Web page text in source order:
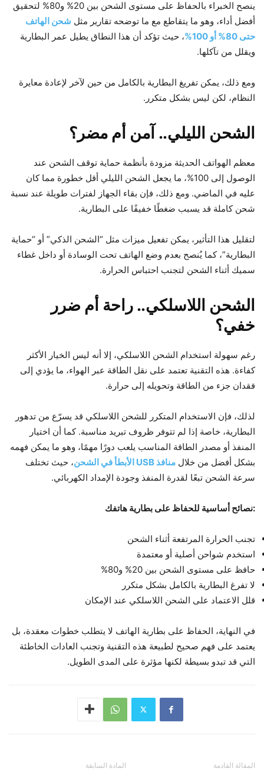
ينصح الخبراء بالحفاظ على مستوى الشحن بين 20% و80% لتحقيق
أفضل أداء، وهو ما يتقاطع مع ما توضحه تقارير مثل شحن الهاتف
حتى 80% أو 100%
، حيث تؤكد أن هذا النطاق يطيل عمر البطارية
ويقلل من تآكلها.
ومع ذلك، يمكن تفريغ البطارية بالكامل من حين لآخر لإعادة معايرة
النظام، لكن ليس بشكل متكرر.
الشحن الليلي.. آمن أم مضر؟
معظم الهواتف الحديثة مزودة بأنظمة حماية توقف الشحن عند
الوصول إلى 100%، ما يجعل الشحن الليلي أقل خطورة مما كان
عليه في الماضي. ومع ذلك، فإن بقاء الجهاز لفترات طويلة عند نسبة
شحن كاملة قد يسبب ضغطًا خفيفًا على البطارية.
لتقليل هذا التأثير، يمكن تفعيل ميزات مثل “الشحن الذكي” أو “حماية
البطارية”، كما يُنصح بعدم وضع الهاتف تحت الوسادة أو داخل غطاء
سميك أثناء الشحن لتجنب احتباس الحرارة.
الشحن اللاسلكي.. راحة أم ضرر
خفي؟
رغم سهولة استخدام الشحن اللاسلكي، إلا أنه ليس الخيار الأكثر
كفاءة. هذه التقنية تعتمد على نقل الطاقة عبر الهواء، ما يؤدي إلى
فقدان جزء من الطاقة وتحويله إلى حرارة.
لذلك، فإن الاستخدام المتكرر للشحن اللاسلكي قد يسرّع من تدهور
البطارية، خاصة إذا لم تتوفر ظروف تبريد مناسبة. كما أن اختيار
المنفذ أو مصدر الطاقة المناسب يلعب دورًا مهمًا، وهو ما يمكن فهمه
بشكل أفضل من خلال منافذ USB الأبطأ في الشحن
، حيث تختلف
سرعة الشحن تبعًا لقدرة المنفذ وجودة الإمداد الكهربائي.
:نصائح أساسية للحفاظ على بطارية هاتفك
تجنب الحرارة المرتفعة أثناء الشحن
استخدم شواحن أصلية أو معتمدة
حافظ على مستوى الشحن بين 20% و80%
لا تفرغ البطارية بالكامل بشكل متكرر
قلل الاعتماد على الشحن اللاسلكي عند الإمكان
في النهاية، الحفاظ على بطارية الهاتف لا يتطلب خطوات معقدة، بل
يعتمد على فهم صحيح لطبيعة هذه التقنية وتجنب العادات الخاطئة
التي قد تبدو بسيطة لكنها مؤثرة على المدى الطويل.
المادة السابقة المقالة القادمة